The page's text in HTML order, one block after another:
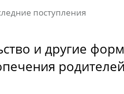
поступления
и другие
родителей